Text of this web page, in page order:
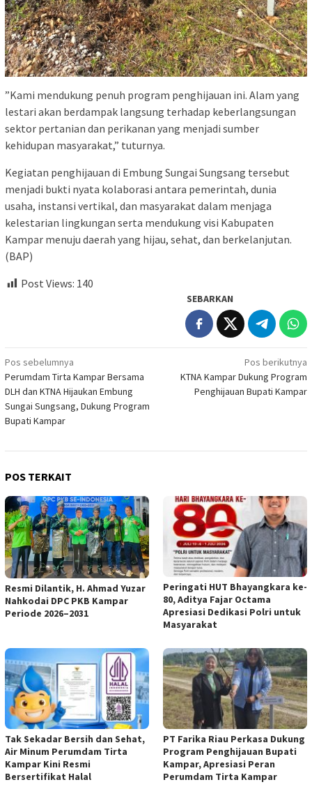
‎”Kami mendukung penuh program penghijauan ini. Alam yang
lestari akan berdampak langsung terhadap keberlangsungan
sektor pertanian dan perikanan yang menjadi sumber
kehidupan masyarakat,” tuturnya.
‎Kegiatan penghijauan di Embung Sungai Sungsang tersebut
menjadi bukti nyata kolaborasi antara pemerintah, dunia
usaha, instansi vertikal, dan masyarakat dalam menjaga
kelestarian lingkungan serta mendukung visi Kabupaten
Kampar menuju daerah yang hijau, sehat, dan berkelanjutan.
(BAP)
Post Views: 140
SEBARKAN
Navigasi
pos
Pos sebelumnya
Perumdam Tirta Kampar Bersama
DLH dan KTNA Hijaukan Embung
Sungai Sungsang, Dukung Program
Bupati Kampar
Pos berikutnya
KTNA Kampar Dukung Program
Penghijauan Bupati Kampar
POS TERKAIT
Resmi Dilantik, H. Ahmad Yuzar
Nahkodai DPC PKB Kampar
Periode 2026–2031
Peringati HUT Bhayangkara ke-
80, Aditya Fajar Octama
Apresiasi Dedikasi Polri untuk
Masyarakat
Tak Sekadar Bersih dan Sehat,
Air Minum Perumdam Tirta
Kampar Kini Resmi
Bersertifikat Halal
PT Farika Riau Perkasa Dukung
Program Penghijauan Bupati
Kampar, Apresiasi Peran
Perumdam Tirta Kampar